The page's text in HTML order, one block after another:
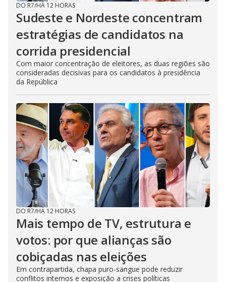
DO R7/HÁ 12 HORAS
Sudeste e Nordeste concentram
estratégias de candidatos na
corrida presidencial
Com maior concentração de eleitores, as duas regiões são
consideradas decisivas para os candidatos à presidência
da República
DO R7/HÁ 12 HORAS
Mais tempo de TV, estrutura e
votos: por que alianças são
cobiçadas nas eleições
Em contrapartida, chapa puro-sangue pode reduzir
conflitos internos e exposição a crises políticas